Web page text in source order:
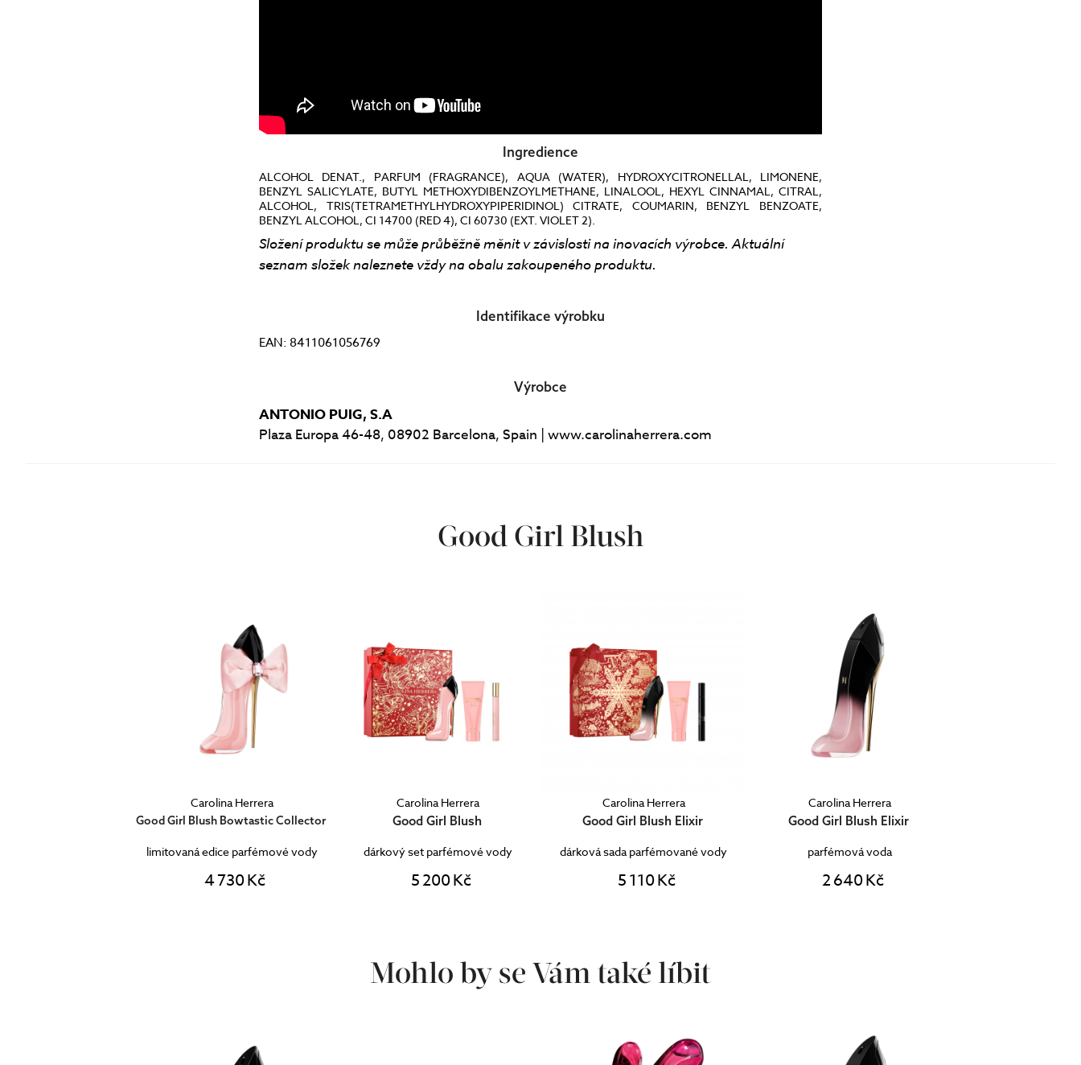
Ingredience
ALCOHOL DENAT., PARFUM (FRAGRANCE), AQUA (WATER), HYDROXYCITRONELLAL, LIMONENE,
BENZYL SALICYLATE, BUTYL METHOXYDIBENZOYLMETHANE, LINALOOL, HEXYL CINNAMAL, CITRAL,
ALCOHOL, TRIS(TETRAMETHYLHYDROXYPIPERIDINOL) CITRATE, COUMARIN, BENZYL BENZOATE,
BENZYL ALCOHOL, CI 14700 (RED 4), CI 60730 (EXT. VIOLET 2).
Složení produktu se může průběžně měnit v závislosti na inovacích výrobce. Aktuální
seznam složek naleznete vždy na obalu zakoupeného produktu.
Identifikace výrobku
EAN: 8411061056769
Výrobce
ANTONIO PUIG, S.A
Plaza Europa 46-48, 08902 Barcelona, Spain | www.carolinaherrera.com
Good Girl Blush
Carolina Herrera
Good Girl Blush Bowtastic Collector
limitovaná edice parfémové vody
4 730 Kč
Carolina Herrera
Good Girl Blush
dárkový set parfémové vody
5 200 Kč
Carolina Herrera
Good Girl Blush Elixir
dárková sada parfémované vody
5 110 Kč
Carolina Herrera
Good Girl Blush Elixir
parfémová voda
2 640 Kč
Mohlo by se Vám také líbit